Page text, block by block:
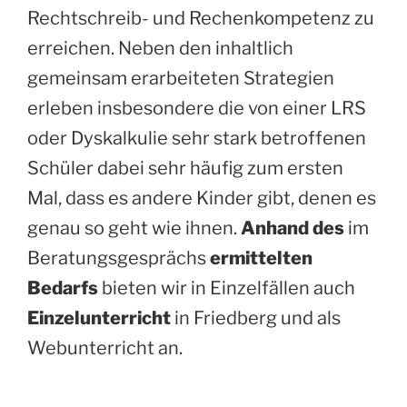
Rechtschreib- und Rechenkompetenz zu
erreichen. Neben den inhaltlich
gemeinsam erarbeiteten Strategien
erleben insbesondere die von einer LRS
oder Dyskalkulie sehr stark betroffenen
Schüler dabei sehr häufig zum ersten
Mal, dass es andere Kinder gibt, denen es
genau so geht wie ihnen. Anhand des im
Beratungsgesprächsermittelten
Bedarfs bieten wir in Einzelfällen auch
Einzelunterricht in Friedberg und als
Webunterricht an.